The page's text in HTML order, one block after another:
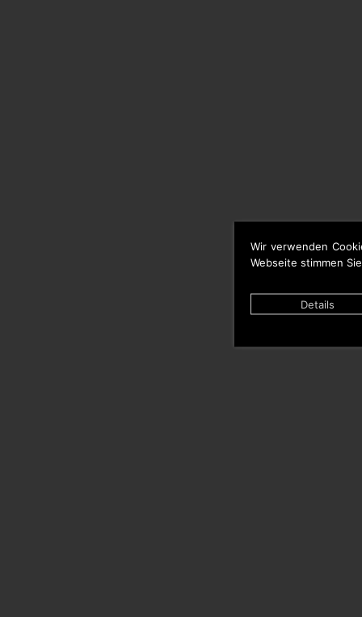
Wir verwenden
Webseite stimmen
Details